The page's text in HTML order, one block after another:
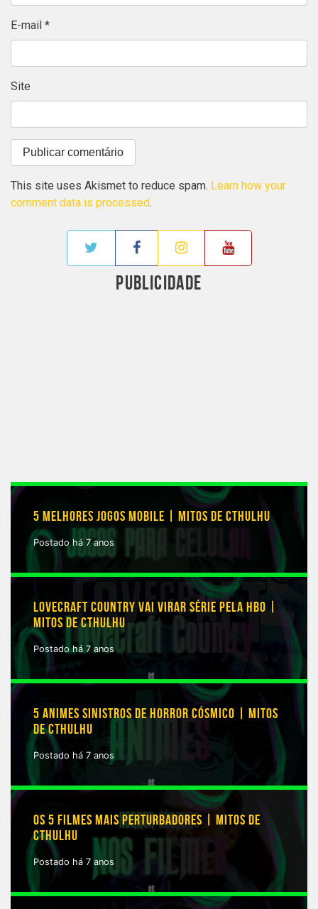
E-mail *
Site
This site uses Akismet to reduce spam. Learn how your
comment data is processed.
PUBLICIDADE
5 MELHORES JOGOS MOBILE | MITOS DE CTHULHU
Postado há 7 anos
LOVECRAFT COUNTRY VAI VIRAR SÉRIE PELA HBO |
MITOS DE CTHULHU
Postado há 7 anos
5 ANIMES SINISTROS DE HORROR CÓSMICO | MITOS
DE CTHULHU
Postado há 7 anos
OS 5 FILMES MAIS PERTURBADORES | MITOS DE
CTHULHU
Postado há 7 anos